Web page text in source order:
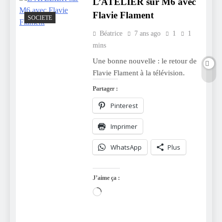
SOCIETE
Flavie Flament
Béatrice 7 ans ago 1
1
mins
Une bonne nouvelle : le retour de
Flavie Flament à la télévision.
Partager :
Pinterest
Imprimer
WhatsApp Plus
J’aime ça :
Chargement…